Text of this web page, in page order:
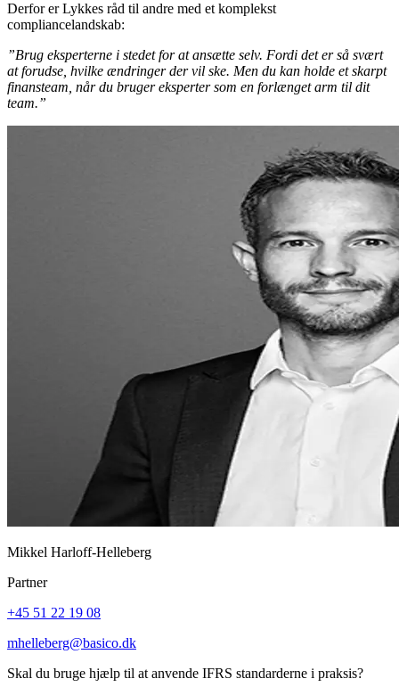
Derfor er Lykkes råd til andre med et komplekst
compliancelandskab:
”Brug eksperterne i stedet for at ansætte selv. Fordi det er så svært
at forudse, hvilke ændringer der vil ske. Men du kan holde et skarpt
finansteam, når du bruger eksperter som en forlænget arm til dit
team.”
Mikkel Harloff-Helleberg
Partner
+45 51 22 19 08
mhelleberg@basico.dk
Skal du bruge hjælp til at anvende IFRS standarderne i praksis?